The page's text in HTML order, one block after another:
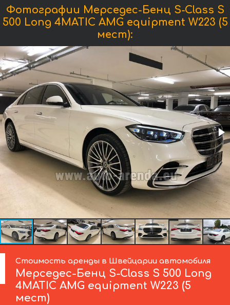
Фотографии Мерседес-Бенц S-Class S
500 Long 4MATIC AMG equipment W223 (5
мест):
Стоимость аренды в Швейцарии автомобиля
Мерседес-Бенц S-Class S 500 Long
4MATIC AMG equipment W223 (5
мест)